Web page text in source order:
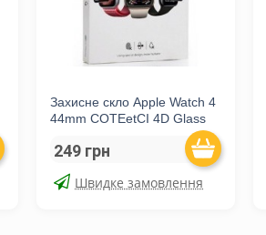
Захисне скло Apple Watch 4
44mm COTEetCI 4D Glass
249 грн
Швидке замовлення